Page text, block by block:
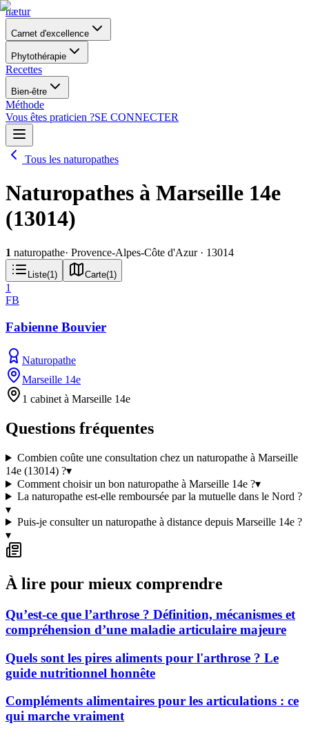
nætur
Carnet d'excellence
Phytothérapie
Recettes
Bien-être
Méthode
Vous êtes praticien ?SE CONNECTER
Tous les naturopathes
Naturopathes à Marseille 14e
(13014)
1 naturopathe· Provence-Alpes-Côte d'Azur· 13014
Liste(1 ) Carte(1 )
1
FB
Fabienne Bouvier
Naturopathe
Marseille 14e
1 cabinet à Marseille 14e
Questions fréquentes
Combien coûte une consultation chez un naturopathe à Marseille
14e (13014) ?▾
Comment choisir un bon naturopathe à Marseille 14e ?▾
La naturopathe est-elle remboursée par la mutuelle dans le Nord ?
▾
Puis-je consulter un naturopathe à distance depuis Marseille 14e ?
▾
À lire pour mieux comprendre
Qu’est-ce que l’arthrose ? Définition, mécanismes et
compréhension d’une maladie articulaire majeure
Quels sont les pires aliments pour l'arthrose ? Le
guide nutritionnel honnête
Compléments alimentaires pour les articulations : ce
qui marche vraiment